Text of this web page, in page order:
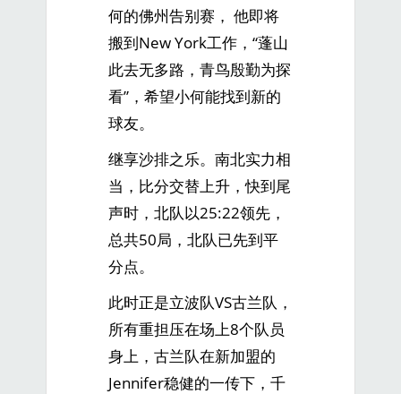
何的佛州告别赛， 他即将
搬到New York工作，“蓬山
此去无多路，青鸟殷勤为探
看”，希望小何能找到新的
球友。
继享沙排之乐。南北实力相
当，比分交替上升，快到尾
声时，北队以25:22领先，
总共50局，北队已先到平
分点。
此时正是立波队VS古兰队，
所有重担压在场上8个队员
身上，古兰队在新加盟的
Jennifer稳健的一传下，千